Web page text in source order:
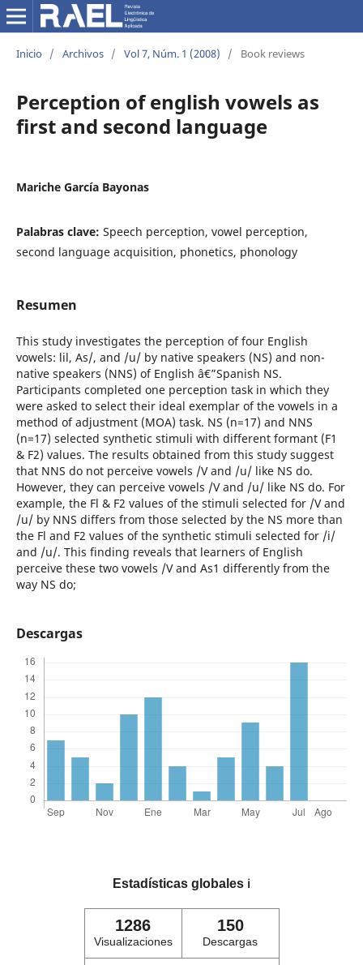
Inicio / Archivos / Vol 7, Núm. 1 (2008) / Book reviews
Perception of english vowels as
first and second language
Mariche García Bayonas
Palabras clave: Speech perception, vowel perception,
second language acquisition, phonetics, phonology
Resumen
This study investigates the perception of four English
vowels: lil, As/, and /u/ by native speakers (NS) and non-
native speakers (NNS) of English â€”Spanish NS.
Participants completed one perception task in which they
were asked to select their ideal exemplar of the vowels in a
method of adjustment (MOA) task. NS (n=17) and NNS
(n=17) selected synthetic stimuli with different formant (F1
& F2) values. The results obtained from this study suggest
that NNS do not perceive vowels /V and /u/ like NS do.
However, they can perceive vowels /V and /u/ like NS do. For
example, the Fl & F2 values of the stimuli selected for /V and
/u/ by NNS differs from those selected by the NS more than
the Fl and F2 values of the synthetic stimuli selected for /i/
and /u/. This finding reveals that learners of English
perceive these two vowels /V and As1 differently from the
way NS do;
Descargas
Estadísticas globales ℹ️
1286
Visualizaciones
150
Descargas